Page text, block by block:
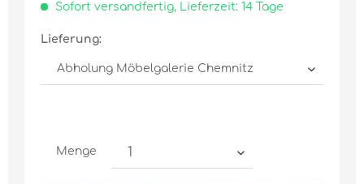
Sofort versandfertig, Lieferzeit: 14 Tage
Lieferung:
Menge